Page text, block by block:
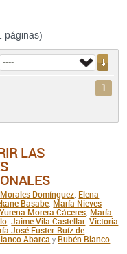
páginas)
1
LAS
Domínguez Elena
Basabe María Nieves
Yurena Morera Cáceres María
Jaime Vila Castellar ,Victoria
José Fuster-Ruíz de
Abarca y Rubén Blanco